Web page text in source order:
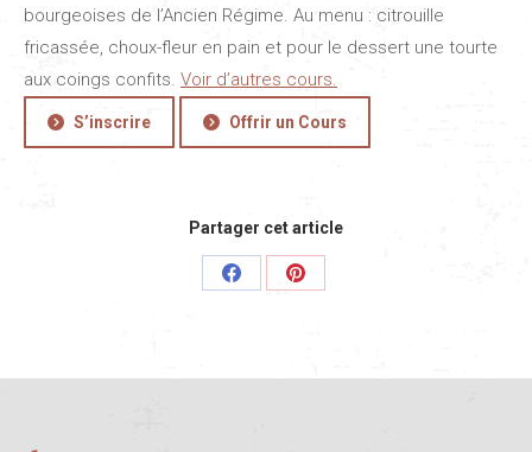
bourgeoises de l’Ancien Régime. Au menu : citrouille
fricassée, choux-fleur en pain et pour le dessert une tourte
aux coings confits. Voir d’autres cours.
S’inscrire Offrir un Cours
Partager cet article
Share
Share